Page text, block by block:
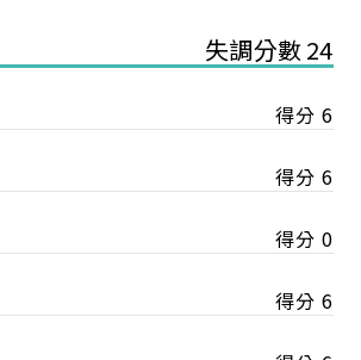
失調分數 24
得分 6
得分 6
得分 0
得分 6